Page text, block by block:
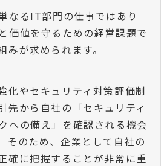
なるIT部門の仕事ではあり
価値を守るための経営課題で
みが求められます。
化やセキュリティ対策評価制
先から自社の「セキュリティ
への備え」を確認される機会
そのため、企業として自社の
確に把握することが非常に重